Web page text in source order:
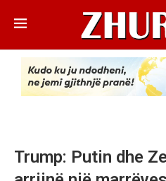
Trump: Putin dhe